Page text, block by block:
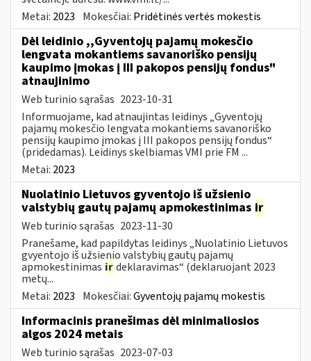
Metai: 2023 Mokesčiai: Pridėtinės vertės mokestis
Dėl leidinio ,,Gyventojų pajamų mokesčio
lengvata mokantiems savanoriško pensijų
kaupimo įmokas į III pakopos pensijų fondus"
atnaujinimo
Web turinio sąrašas 2023-10-31
Informuojame, kad atnaujintas leidinys „Gyventojų
pajamų mokesčio lengvata mokantiems savanoriško
pensijų kaupimo įmokas į III pakopos pensijų fondus“
(pridedamas). Leidinys skelbiamas VMI prie FM ...
Metai: 2023
Nuolatinio Lietuvos gyventojo iš užsienio
valstybių gautų pajamų apmokestinimas ir
Web turinio sąrašas 2023-11-30
Pranešame, kad papildytas leidinys „Nuolatinio Lietuvos
gvyentojo iš užsienio valstybių gautų pajamų
apmokestinimas irdeklaravimas“ (deklaruojant 2023
metų...
Metai: 2023 Mokesčiai:Gyventojų pajamų mokestis
Informacinis pranešimas dėl minimaliosios
algos 2024 metais
Web turinio sąrašas 2023-07-03